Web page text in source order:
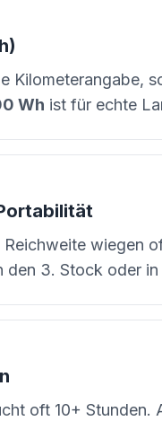
Kilometerangabe,
Wh ist für echte
Reichweite wiegen
den 3. Stock oder
oft 10+